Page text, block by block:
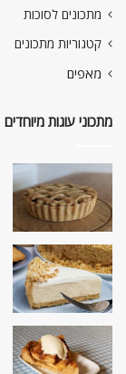
מתכונים לסוכות
קטגוריות מתכונים
מאפים
מתכוני עוגות מיוחדים